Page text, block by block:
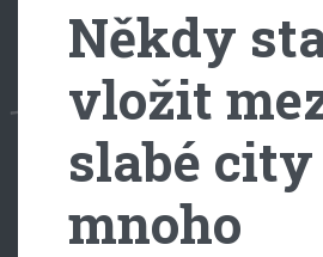
Někdy
vložit
slabé city
mnoho